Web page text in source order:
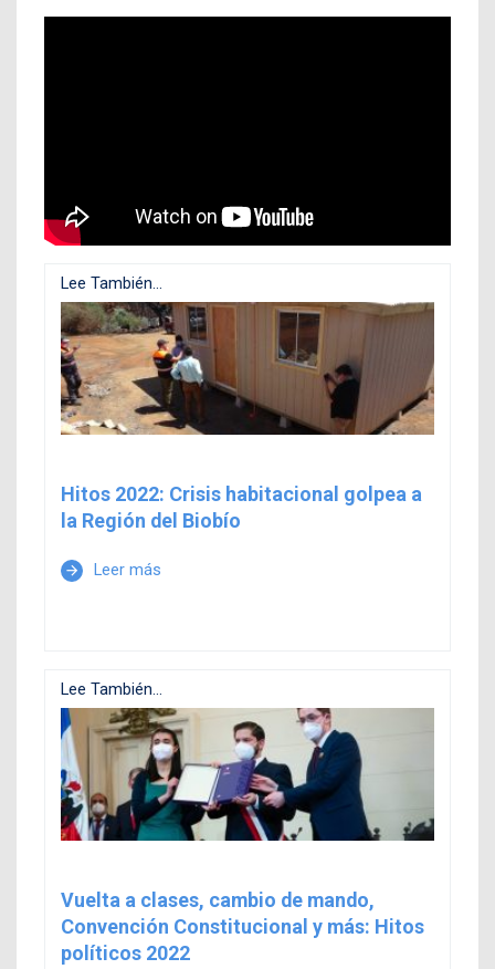
Lee También...
Hitos 2022: Crisis habitacional golpea a
la Región del Biobío
arrow_forward Leer más
Lee También...
Vuelta a clases, cambio de mando,
Convención Constitucional y más: Hitos
políticos 2022